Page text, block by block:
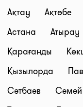
teka сервисінің
Жеткізу
Жезказган
керек пе? Қажетті
бойынша
түймесін басып
біздің
Ақтау Ақтөбе
Астана
Атырау
Қарағанды
Қызылорда
Сәтбаев
Семей